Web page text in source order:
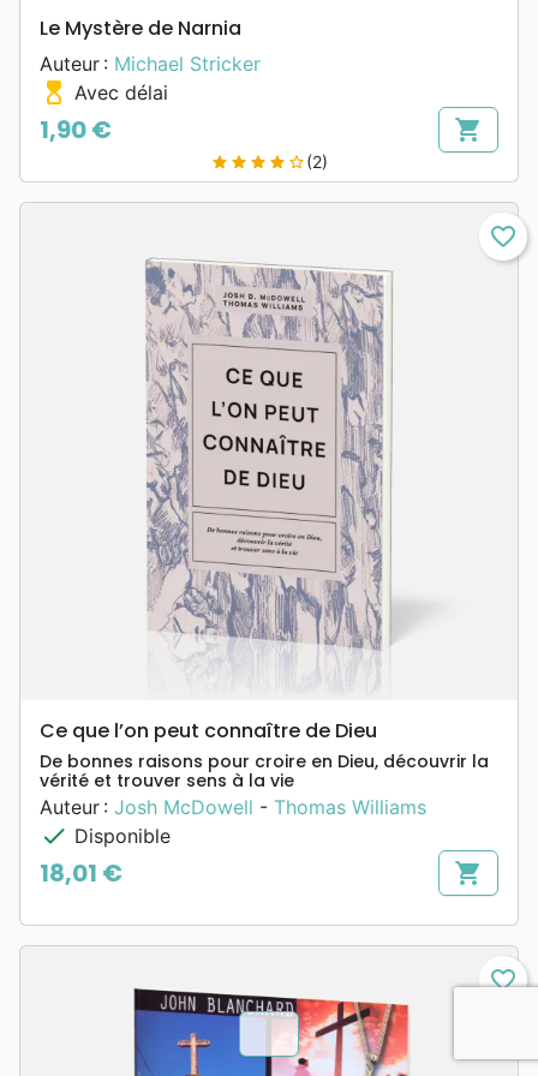
Le Mystère de Narnia
Auteur : Michael Stricker
hourglass_top Avec délai
Prix
1,90 € shopping_cart
star star star star star_border(2)
favorite_border
Ce que l’on peut connaître de Dieu
De bonnes raisons pour croire en Dieu, découvrir la
vérité et trouver sens à la vie
Auteur : Josh McDowell - Thomas Williams
check Disponible
Prix
18,01 € shopping_cart
favorite_border